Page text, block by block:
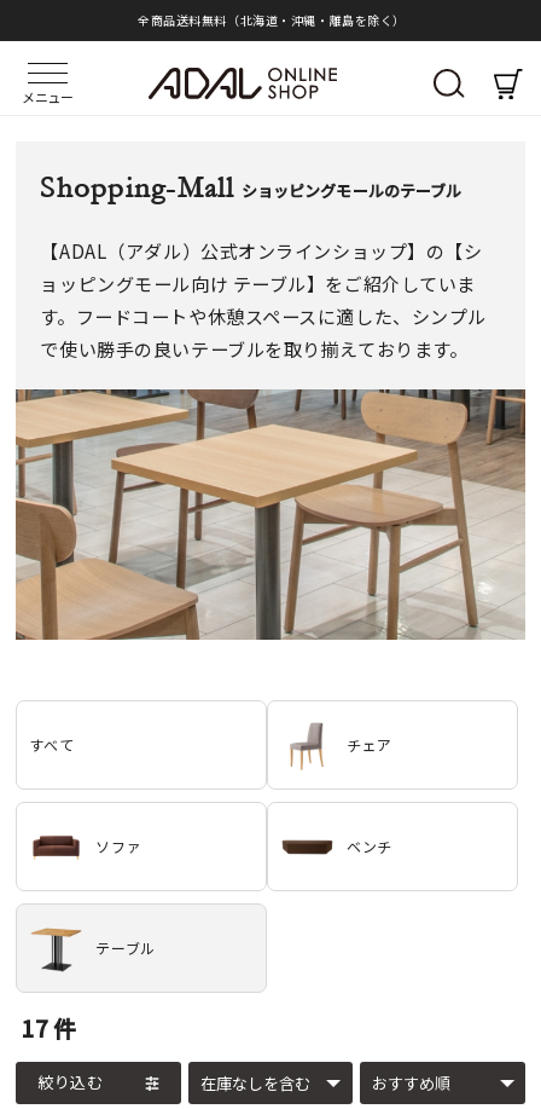
全商品送料無料（北海道・沖縄・離島を除く）
メニュー
Shopping-Mall ショッピングモールのテーブル
【ADAL（アダル）公式オンラインショップ】の【シ
ョッピングモール向け テーブル】をご紹介していま
す。フードコートや休憩スペースに適した、シンプル
で使い勝手の良いテーブルを取り揃えております。
すべて チェア
ソファ ベンチ
テーブル
17件
絞り込む